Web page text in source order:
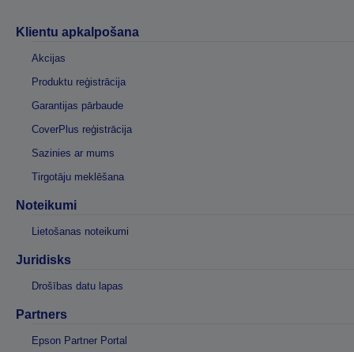
Klientu apkalpošana
Akcijas
Produktu reģistrācija
Garantijas pārbaude
CoverPlus reģistrācija
Sazinies ar mums
Tirgotāju meklēšana
Noteikumi
Lietošanas noteikumi
Juridisks
Drošības datu lapas
Partners
Epson Partner Portal